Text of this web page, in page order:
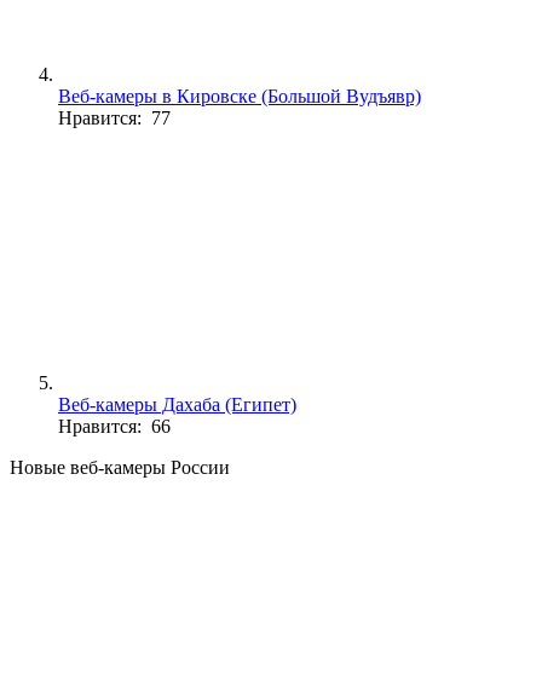
Веб-камеры в Кировске (Большой Вудъявр)
Нравится: 77
Веб-камеры Дахаба (Египет)
Нравится: 66
Новые веб-камеры России